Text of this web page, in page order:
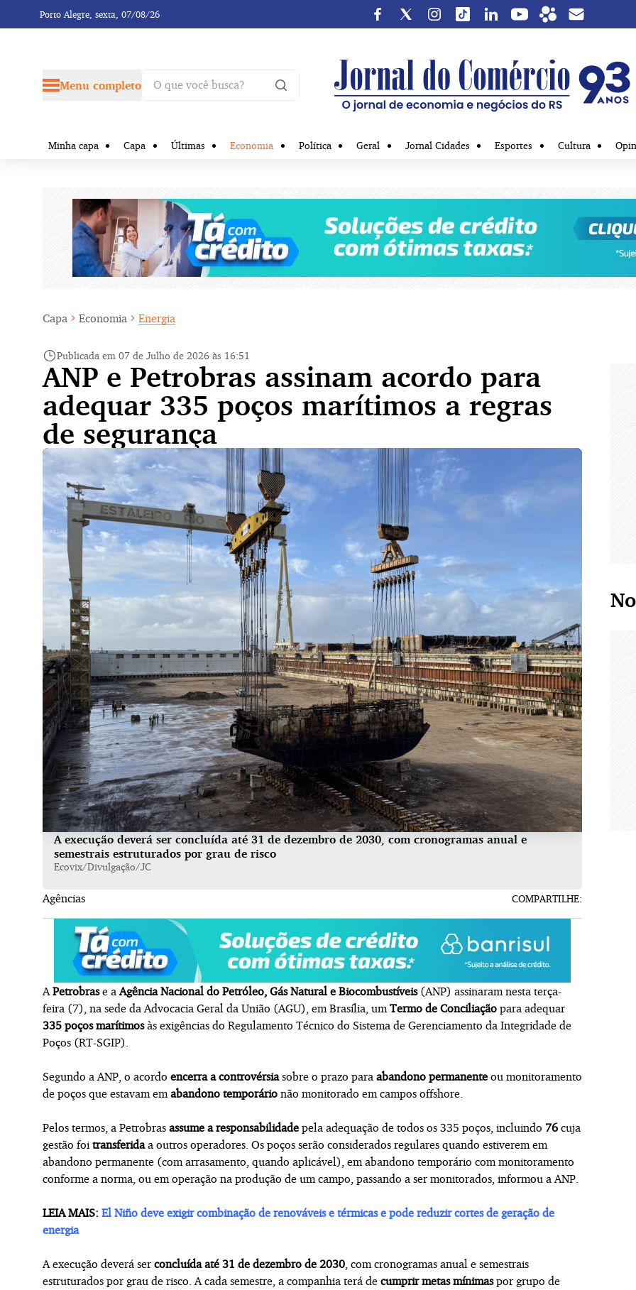
Porto Alegre, sexta, 07/08/26
Menu completo
Minha capa Capa Últimas Economia Política Geral Jornal Cidades Esportes Cultura
Capa Economia Energia
Publicada em 07 de Julho de 2026 às 16:51
ANP e Petrobras assinam acordo para
adequar 335 poços marítimos a regras
de segurança
A execução deverá ser concluída até 31 de dezembro de 2030, com cronogramas anual e
semestrais estruturados por grau de risco
Ecovix/Divulgação/JC
COMPARTILHE:
Agências
APetrobrase aAgência Nacional do Petróleo, Gás Natural e Biocombustíveis(ANP) assinaram nesta terça-
feira (7), na sede da Advocacia Geral da União (AGU), em Brasília, umTermo de Conciliação para adequar
335 poços marítimosàs exigências do Regulamento Técnico do Sistema de Gerenciamento da Integridade de
Poços (RT-SGIP).
Segundo a ANP, o acordo encerra a controvérsiasobre o prazo para abandono permanente ou monitoramento
de poços que estavam emabandono temporário não monitorado em campos offshore.
Pelos termos, a Petrobras assume a responsabilidade pela adequação de todos os 335 poços, incluindo 76 cuja
gestão foitransferidaa outros operadores. Os poços serão considerados regulares quando estiverem em
abandono permanente (com arrasamento, quando aplicável), em abandono temporário com monitoramento
conforme a norma, ou em operação na produção de um campo, passando a ser monitorados, informou a ANP.
LEIA MAIS: El Niño deve exigir combinação de renováveis e térmicas e pode reduzir cortes de geração de
energia
A execução deverá ser concluída até 31 de dezembro de 2030, com cronogramas anual e semestrais
estruturados por grau de risco. A cada semestre, a companhia terá de cumprir metas mínimaspor grupo de